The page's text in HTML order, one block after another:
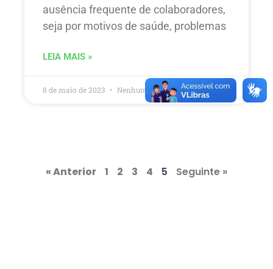
ausência frequente de colaboradores,
seja por motivos de saúde, problemas
LEIA MAIS »
8 de maio de 2023 Nenhum comentário
« Anterior 1 2 3 4 5 Seguinte »